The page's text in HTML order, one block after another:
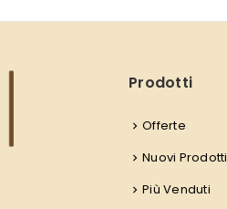
Prodotti
Offerte
Nuovi Prodotti
Più Venduti